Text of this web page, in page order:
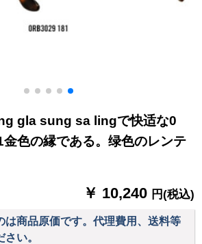
gla sung sa lingで快适な0
色の縁である。绿色のレンテ
￥ 10,240 円(税込)
は商品原価です。代理費用、送料等
い。